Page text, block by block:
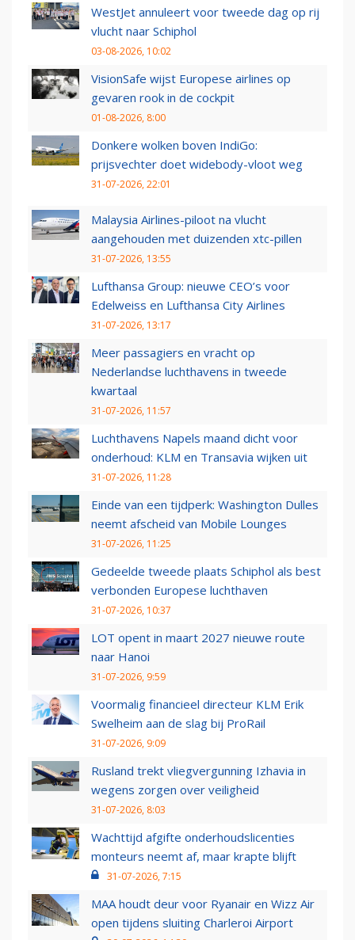
WestJet annuleert voor tweede dag op rij
vlucht naar Schiphol
03-08-2026, 10:02
VisionSafe wijst Europese airlines op
gevaren rook in de cockpit
01-08-2026, 8:00
Donkere wolken boven IndiGo:
prijsvechter doet widebody-vloot weg
31-07-2026, 22:01
Malaysia Airlines-piloot na vlucht
aangehouden met duizenden xtc-pillen
31-07-2026, 13:55
Lufthansa Group: nieuwe CEO’s voor
Edelweiss en Lufthansa City Airlines
31-07-2026, 13:17
Meer passagiers en vracht op
Nederlandse luchthavens in tweede
kwartaal
31-07-2026, 11:57
Luchthavens Napels maand dicht voor
onderhoud: KLM en Transavia wijken uit
31-07-2026, 11:28
Einde van een tijdperk: Washington Dulles
neemt afscheid van Mobile Lounges
31-07-2026, 11:25
Gedeelde tweede plaats Schiphol als best
verbonden Europese luchthaven
31-07-2026, 10:37
LOT opent in maart 2027 nieuwe route
naar Hanoi
31-07-2026, 9:59
Voormalig financieel directeur KLM Erik
Swelheim aan de slag bij ProRail
31-07-2026, 9:09
Rusland trekt vliegvergunning Izhavia in
wegens zorgen over veiligheid
31-07-2026, 8:03
Wachttijd afgifte onderhoudslicenties
monteurs neemt af, maar krapte blijft
31-07-2026, 7:15
MAA houdt deur voor Ryanair en Wizz Air
open tijdens sluiting Charleroi Airport